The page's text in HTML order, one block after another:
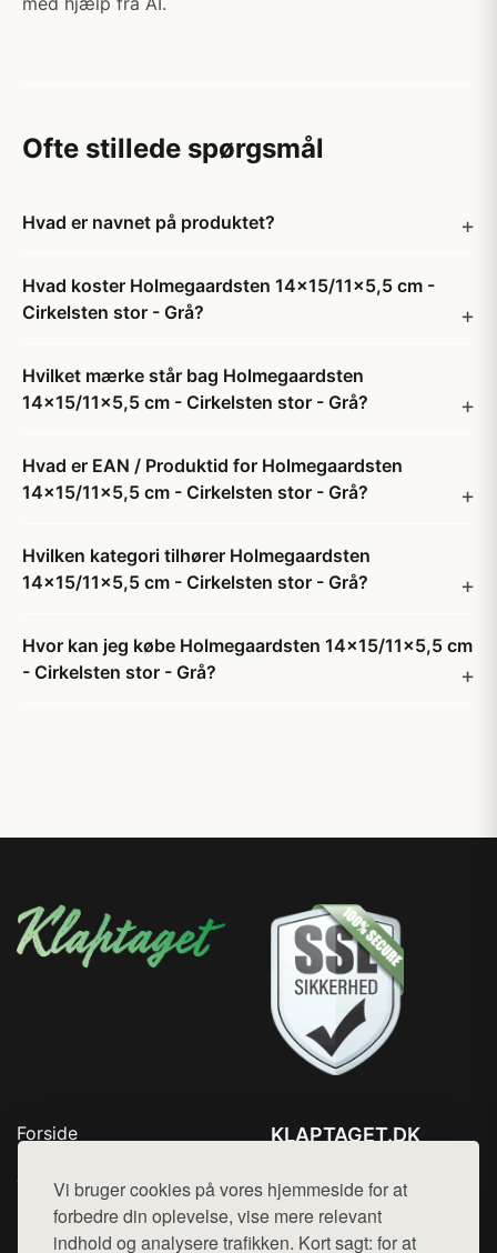
Vi bruger cookies på vores hjemmeside for at
forbedre din oplevelse, vise mere relevant
indhold og analysere trafikken. Kort sagt: for at
Ofte stillede spørgsmål
Hvad er navnet på produktet?
Hvad koster Holmegaardsten 14x15/11x5,5 cm -
Cirkelsten stor - Grå?
Hvilket mærke står bag Holmegaardsten
14x15/11x5,5 cm - Cirkelsten stor - Grå?
Hvad er EAN / Produktid for Holmegaardsten
14x15/11x5,5 cm - Cirkelsten stor - Grå?
Hvilken kategori tilhører Holmegaardsten
14x15/11x5,5 cm - Cirkelsten stor - Grå?
Hvor kan jeg købe Holmegaardsten 14x15/11x5,5 cm
- Cirkelsten stor - Grå?
Forside
Top Rabatter
Blog
Kontakt
KLAPTAGET.DK
Mail: hej@want.dk